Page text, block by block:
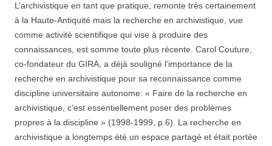
L’archivistique en tant que pratique, remonte très certainement
à la Haute-Antiquité mais la recherche en archivistique, vue
comme activité scientifique qui vise à produire des
connaissances, est somme toute plus récente. Carol Couture,
co-fondateur du GIRA, a déjà souligné l’importance de la
recherche en archivistique pour sa reconnaissance comme
discipline universitaire autonome: « Faire de la recherche en
archivistique, c’est essentiellement poser des problèmes
propres à la discipline » (1998-1999, p.6). La recherche en
archivistique a longtemps été un espace partagé et était portée